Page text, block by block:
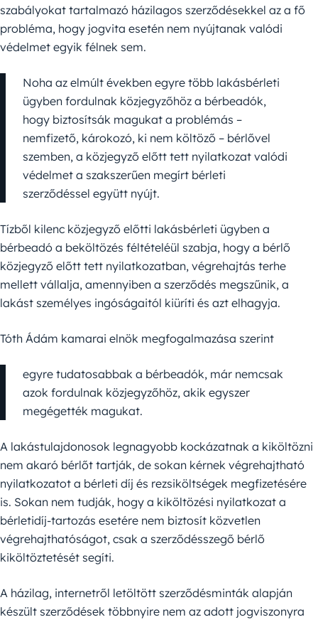
szabályokat tartalmazó házilagos szerződésekkel az a fő
probléma, hogy jogvita esetén nem nyújtanak valódi
védelmet egyik félnek sem.
Noha az elmúlt években egyre több lakásbérleti
ügyben fordulnak közjegyzőhöz a bérbeadók,
hogy biztosítsák magukat a problémás –
nemfizető, károkozó, ki nem költöző – bérlővel
szemben, a közjegyző előtt tett nyilatkozat valódi
védelmet a szakszerűen megírt bérleti
szerződéssel együtt nyújt.
Tízből kilenc közjegyző előtti lakásbérleti ügyben a
bérbeadó a beköltözés féltételéül szabja, hogy a bérlő
közjegyző előtt tett nyilatkozatban, végrehajtás terhe
mellett vállalja, amennyiben a szerződés megszűnik, a
lakást személyes ingóságaitól kiüríti és azt elhagyja.
Tóth Ádám kamarai elnök megfogalmazása szerint
egyre tudatosabbak a bérbeadók, már nemcsak
azok fordulnak közjegyzőhöz, akik egyszer
megégették magukat.
A lakástulajdonosok legnagyobb kockázatnak a kiköltözni
nem akaró bérlőt tartják, de sokan kérnek végrehajtható
nyilatkozatot a bérleti díj és rezsiköltségek megfizetésére
is. Sokan nem tudják, hogy a kiköltözési nyilatkozat a
bérletidíj-tartozás esetére nem biztosít közvetlen
végrehajthatóságot, csak a szerződésszegő bérlő
kiköltöztetését segíti.
A házilag, internetről letöltött szerződésminták alapján
készült szerződések többnyire nem az adott jogviszonyra